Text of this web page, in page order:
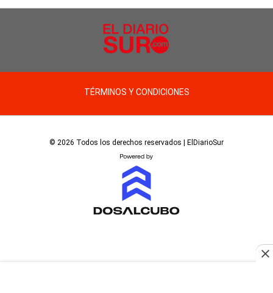
TÉRMINOS Y CONDICIONES
© 2026 Todos los derechos reservados | ElDiarioSur